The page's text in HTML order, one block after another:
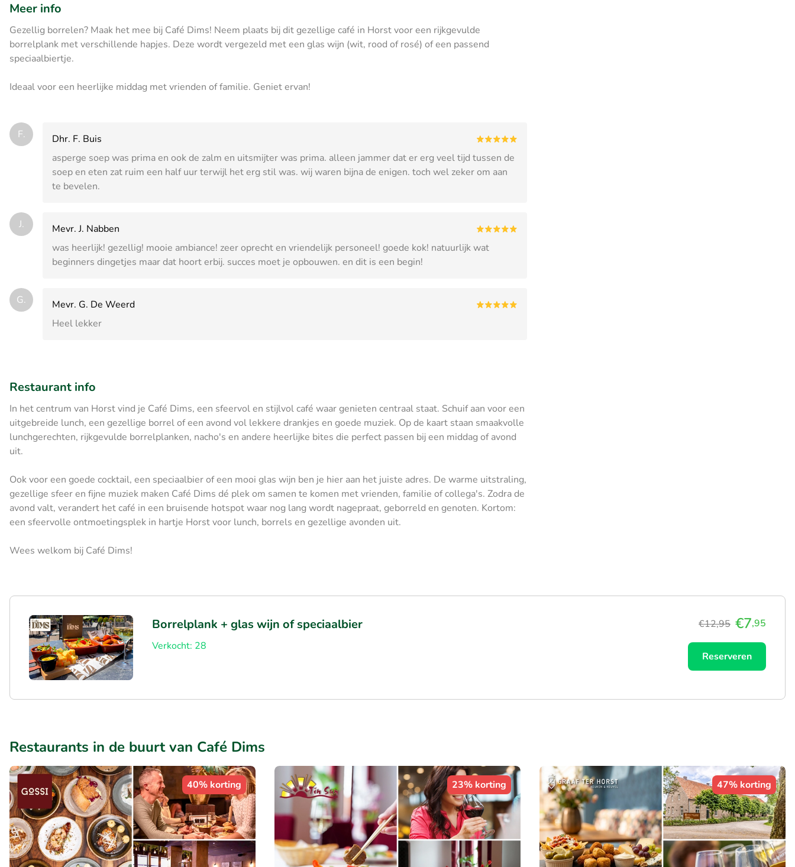
Meer info
Gezellig borrelen? Maak het mee bij Café Dims! Neem plaats bij dit gezellige café in Horst voor een rijkgevulde
borrelplank met verschillende hapjes. Deze wordt vergezeld met een glas wijn (wit, rood of rosé) of een passend
speciaalbiertje.
Ideaal voor een heerlijke middag met vrienden of familie. Geniet ervan!
F.
Dhr. F. Buis
asperge soep was prima en ook de zalm en uitsmijter was prima. alleen jammer dat er erg veel tijd tussen de
soep en eten zat ruim een half uur terwijl het erg stil was. wij waren bijna de enigen. toch wel zeker om aan
te bevelen.
J.
Mevr. J. Nabben
was heerlijk! gezellig! mooie ambiance! zeer oprecht en vriendelijk personeel! goede kok! natuurlijk wat
beginners dingetjes maar dat hoort erbij. succes moet je opbouwen. en dit is een begin!
G.
Mevr. G. De Weerd
Heel lekker
Restaurant info
In het centrum van Horst vind je Café Dims, een sfeervol en stijlvol café waar genieten centraal staat. Schuif aan voor een
uitgebreide lunch, een gezellige borrel of een avond vol lekkere drankjes en goede muziek. Op de kaart staan smaakvolle
lunchgerechten, rijkgevulde borrelplanken, nacho's en andere heerlijke bites die perfect passen bij een middag of avond
uit.
Ook voor een goede cocktail, een speciaalbier of een mooi glas wijn ben je hier aan het juiste adres. De warme uitstraling,
gezellige sfeer en fijne muziek maken Café Dims dé plek om samen te komen met vrienden, familie of collega's. Zodra de
avond valt, verandert het café in een bruisende hotspot waar nog lang wordt nagepraat, geborreld en genoten. Kortom:
een sfeervolle ontmoetingsplek in hartje Horst voor lunch, borrels en gezellige avonden uit.
Wees welkom bij Café Dims!
Borrelplank + glas wijn of speciaalbier
Verkocht: 28
€12,95 €7,95
Reserveren
Restaurants in de buurt van Café Dims
40% korting 23% korting 47% korting